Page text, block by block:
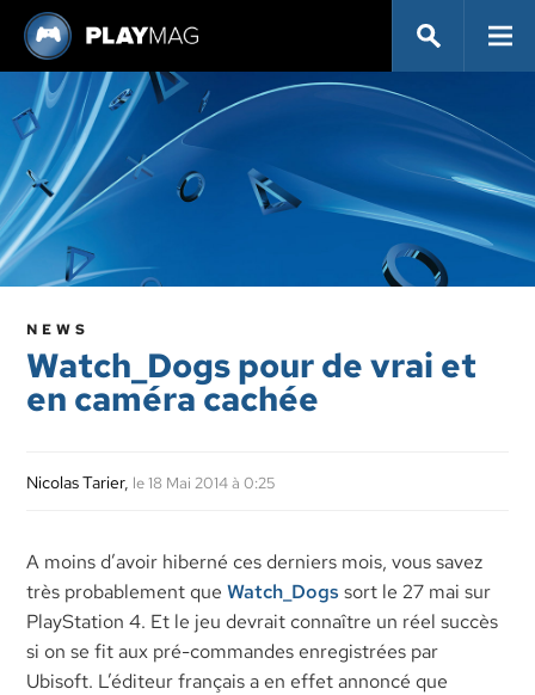
NEWS
Watch_Dogs pour de vrai et
en caméra cachée
Nicolas Tarier, le 18 Mai 2014 à 0:25
A moins d’avoir hiberné ces derniers mois, vous savez
très probablement queWatch_Dogs sort le 27 mai sur
PlayStation 4. Et le jeu devrait connaître un réel succès
si on se fit aux pré-commandes enregistrées par
Ubisoft. L’éditeur français a en effet annoncé que